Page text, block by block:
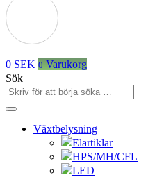
0 SEK 0 Varukorg
Sök
Växtbelysning
Elartiklar
HPS/MH/CFL
LED